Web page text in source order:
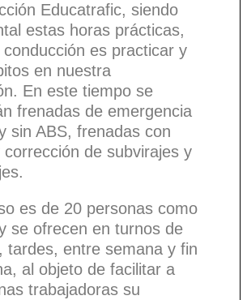
Educatrafic, siendo
estas horas prácticas,
conducción es practicar y
en nuestra
En este tiempo se
frenadas de emergencia
sin ABS, frenadas con
corrección de subvirajes y
es de 20 personas como
se ofrecen en turnos de
tardes, entre semana y fin
al objeto de facilitar a
trabajadoras su